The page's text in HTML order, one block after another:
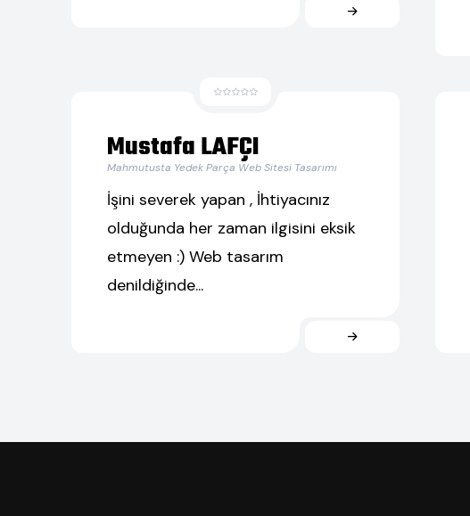
Mustafa LAFÇI
Mahmutusta Yedek Parça Web Sitesi Tasarımı
İşini severek yapan , İhtiyacınız
olduğunda her zaman ilgisini eksik
etmeyen :) Web tasarım
denildiğinde...